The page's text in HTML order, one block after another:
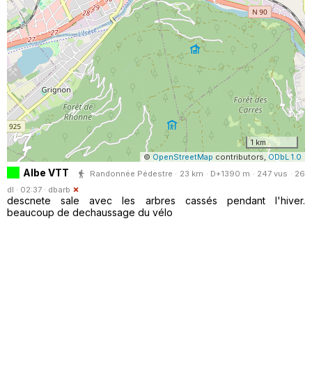
1 km
© OpenStreetMap contributors, ODbL 1.0
Albe VTT
Randonnée Pédestre · 23 km · D+1390 m · 247 vus · 26
dl · 02:37 · dbarb
descnete sale avec les arbres cassés pendant l'hiver.
beaucoup de dechaussage du vélo